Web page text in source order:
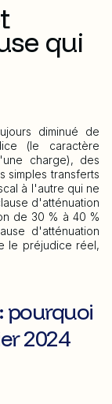
qui
diminué de
(le caractère
charge), des
simples transferts
à l'autre qui ne
d'atténuation
de 30 % à 40 %
d'atténuation
le préjudice réel,
pourquoi
2024